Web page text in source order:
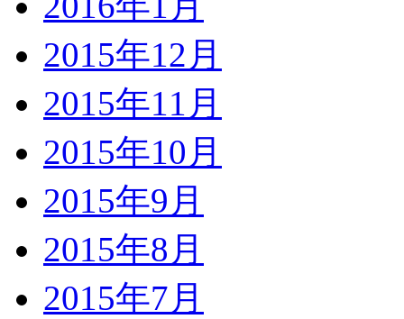
2015年12月
2015年11月
2015年10月
2015年9月
2015年8月
2015年7月